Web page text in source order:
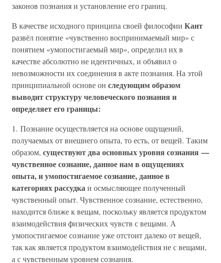
законов познания и установление его границ.
В качестве исходного принципа своей философии Кант
развёл понятие «чувственно воспринимаемый мир» с
понятием «умопостигаемый мир», определил их в
качестве абсолютно не идентичных, и объявил о
невозможности их соединения в акте познания. На этой
принципиальной основе он следующим образом
выводит структуру человеческого познания и
определяет его границы:
1. Познание осуществляется на основе ощущений,
получаемых от внешнего опыта, то есть, от вещей. Таким
образом, существуют два основных уровня сознания —
чувственное сознание, данное нам в ощущениях
опыта, и умопостигаемое сознание, данное в
категориях рассудкаи осмысляющее полученный
чувственный опыт. Чувственное сознание, естественно,
находится ближе к вещам, поскольку является продуктом
взаимодействия физических чувств с вещами. А
умопостигаемое сознание уже отстоит далеко от вещей,
так как является продуктом взаимодействия не с вещами,
а с чувственным уровнем сознания.